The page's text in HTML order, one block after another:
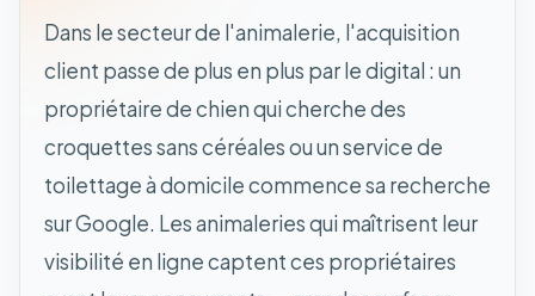
Dans le secteur de l'animalerie, l'acquisition
client passe de plus en plus par le digital : un
propriétaire de chien qui cherche des
croquettes sans céréales ou un service de
toilettage à domicile commence sa recherche
sur Google. Les animaleries qui maîtrisent leur
visibilité en ligne captent ces propriétaires